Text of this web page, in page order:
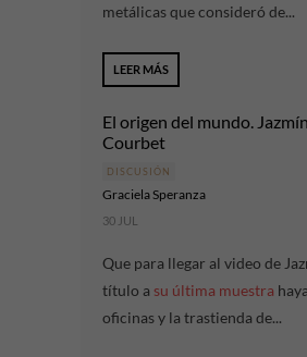
metálicas que consideró de...
LEER MÁS
El origen del mundo.
Courbet
DISCUSIÓN
Graciela Speranza
30 JUL
Que para llegar al video de
título a su última muestra
oficinas y la trastienda de...